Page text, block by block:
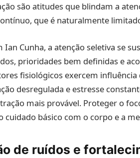
são atitudes que blindam a
que é naturalmente
Ian Cunha, a atenção seletiva se
prioridades bem definidas e
fisiológicos exercem
desregulada e estresse
mais provável. Proteger o
cuidado básico com o corpo e a
de ruídos e